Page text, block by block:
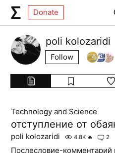
Donate
poli kolozaridi
Follow
Technology and Science
отступление от
poli kolozaridi 4.8K 🔥 2
Послесловие-комментарий